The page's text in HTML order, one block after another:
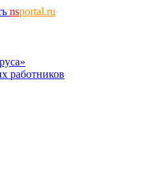
nsportal.ru
работников